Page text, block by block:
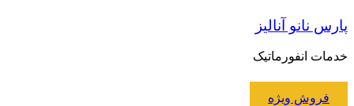
پارس نانو آنالیز
خدمات انفورماتیک
فروش ویژه